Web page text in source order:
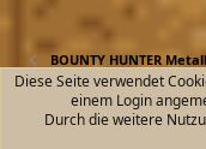
BOUNTY HUNTER
Kontakt
Diese Seite verwendet
einem Login
Durch die weitere